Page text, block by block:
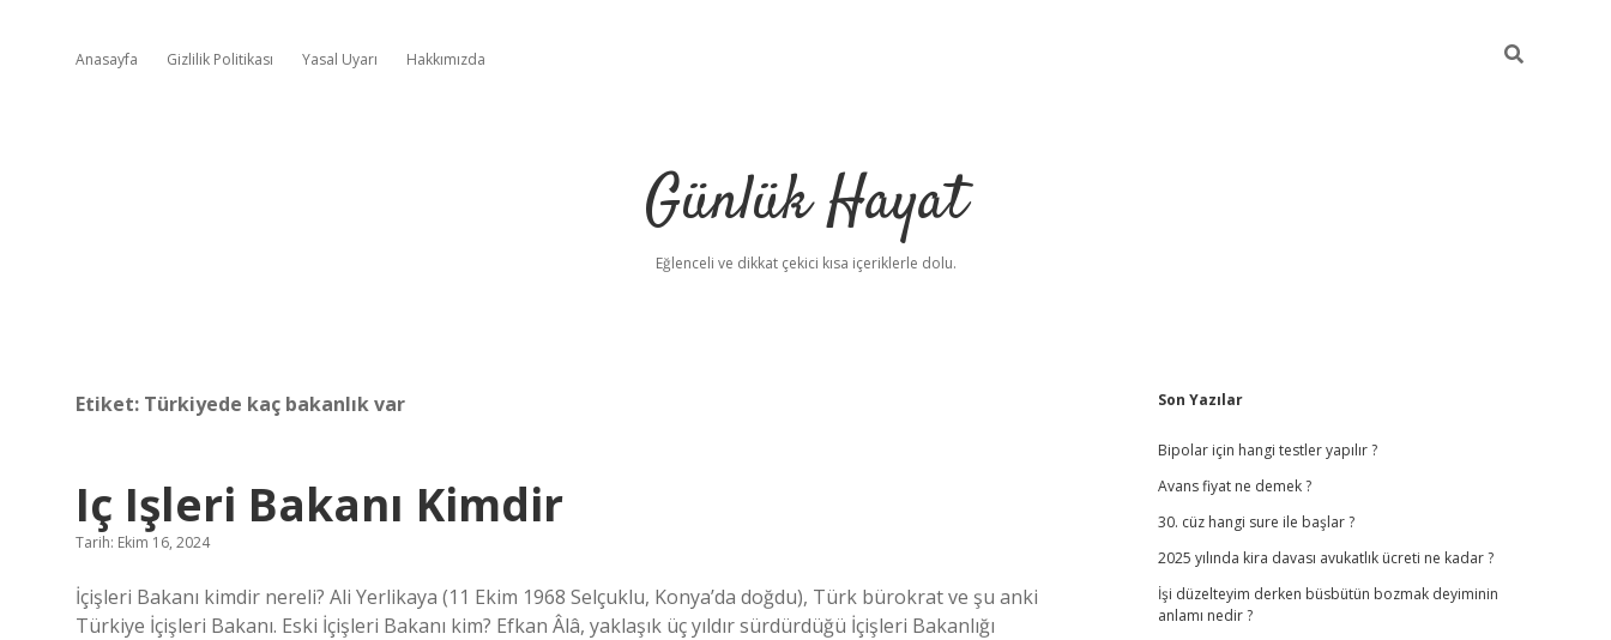
Anasayfa Gizlilik Politikası Yasal Uyarı Hakkımızda
Günlük Hayat
Eğlenceli ve dikkat çekici kısa içeriklerle dolu.
Etiket: Türkiyede kaç bakanlık var
Iç Işleri Bakanı Kimdir
Tarih: Ekim 16, 2024
İçişleri Bakanı kimdir nereli? Ali Yerlikaya (11 Ekim 1968 Selçuklu, Konya’da doğdu), Türk bürokrat ve şu anki
Türkiye İçişleri Bakanı. Eski İçişleri Bakanı kim? Efkan Âlâ, yaklaşık üç yıldır sürdürdüğü İçişleri Bakanlığı
Sidebar
Son Yazılar
Bipolar için hangi testler yapılır ?
Avans fiyat ne demek ?
30. cüz hangi sure ile başlar ?
2025 yılında kira davası avukatlık ücreti ne kadar ?
İşi düzelteyim derken büsbütün bozmak deyiminin
anlamı nedir ?